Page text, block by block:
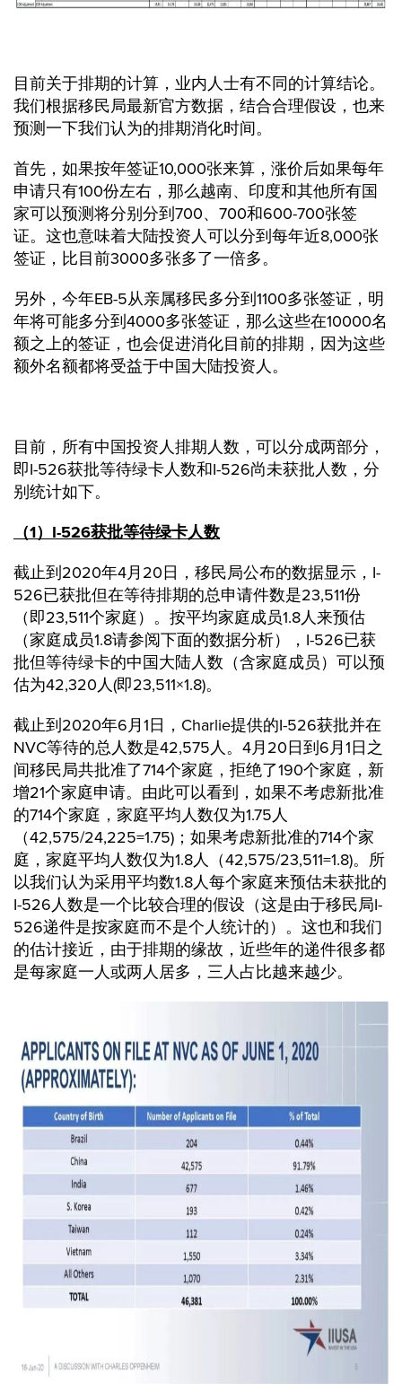
目前关于排期的计算，业内人士有不同的计算结论。
我们根据移民局最新官方数据，结合合理假设，也来
预测一下我们认为的排期消化时间。
首先，如果按年签证10,000张来算，涨价后如果每年
申请只有100份左右，那么越南、印度和其他所有国
家可以预测将分别分到700、700和600-700张签
证。这也意味着大陆投资人可以分到每年近8,000张
签证，比目前3000多张多了一倍多。
另外，今年EB-5从亲属移民多分到1100多张签证，明
年将可能多分到4000多张签证，那么这些在10000名
额之上的签证，也会促进消化目前的排期，因为这些
额外名额都将受益于中国大陆投资人。
目前，所有中国投资人排期人数，可以分成两部分，
即I-526获批等待绿卡人数和I-526尚未获批人数，分
别统计如下。
（1）I-526获批等待绿卡人数
截止到2020年4月20日，移民局公布的数据显示，I-
526已获批但在等待排期的总申请件数是23,511份
（即23,511个家庭）。按平均家庭成员1.8人来预估
（家庭成员1.8请参阅下面的数据分析），I-526已获
批但等待绿卡的中国大陆人数（含家庭成员）可以预
估为42,320人(即23,511×1.8)。
截止到2020年6月1日，Charlie提供的I-526获批并在
NVC等待的总人数是42,575人。4月20日到6月1日之
间移民局共批准了714个家庭，拒绝了190个家庭，新
增21个家庭申请。由此可以看到，如果不考虑新批准
的714个家庭，家庭平均人数仅为1.75人
（42,575/24,225=1.75)；如果考虑新批准的714个家
庭，家庭平均人数仅为1.8人（42,575/23,511=1.8)。所
以我们认为采用平均数1.8人每个家庭来预估未获批的
I-526人数是一个比较合理的假设（这是由于移民局I-
526递件是按家庭而不是个人统计的）。这也和我们
的估计接近，由于排期的缘故，近些年的递件很多都
是每家庭一人或两人居多，三人占比越来越少。